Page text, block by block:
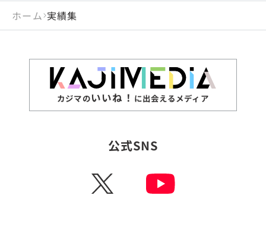
ホーム 実績集
カジマのいいね！ に出会えるメディア
公式SNS
X